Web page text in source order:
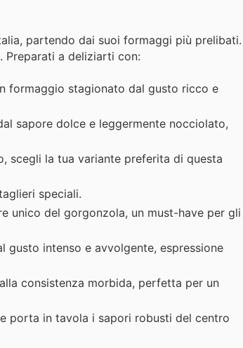
partendo dai suoi formaggi più prelibati.
Preparati a deliziarti con:
formaggio stagionato dal gusto ricco e
sapore dolce e leggermente nocciolato,
scegli la tua variante preferita di questa
speciali.
unico del gorgonzola, un must-have per gli
gusto intenso e avvolgente, espressione
consistenza morbida, perfetta per un
porta in tavola i sapori robusti del centro